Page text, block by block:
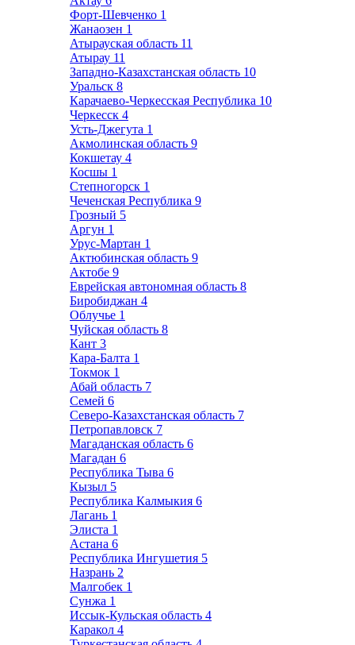
Форт-Шевченко 1
Жанаозен 1
Атырауская область 11
Атырау 11
Западно-Казахстанская область 10
Уральск 8
Карачаево-Черкесская Республика 10
Черкесск 4
Усть-Джегута 1
Акмолинская область 9
Кокшетау 4
Косшы 1
Степногорск 1
Чеченская Республика 9
Грозный 5
Аргун 1
Урус-Мартан 1
Актюбинская область 9
Актобе 9
Еврейская автономная область 8
Биробиджан 4
Облучье 1
Чуйская область 8
Кант 3
Кара-Балта 1
Токмок 1
Абай область 7
Семей 6
Северо-Казахстанская область 7
Петропавловск 7
Магаданская область 6
Магадан 6
Республика Тыва 6
Кызыл 5
Республика Калмыкия 6
Лагань 1
Элиста 1
Астана 6
Республика Ингушетия 5
Назрань 2
Малгобек 1
Сунжа 1
Иссык-Кульская область 4
Каракол 4